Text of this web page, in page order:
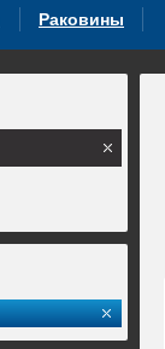
Раковины